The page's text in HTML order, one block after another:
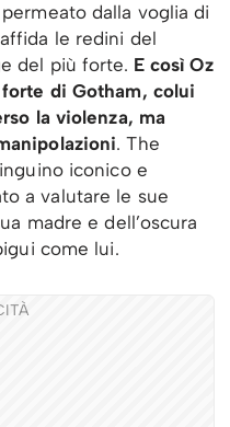
dalla voglia di
le redini del
del più forte. E così Oz
di Gotham, colui
la violenza, ma
. The
iconico e
a valutare le sue
madre e dell’oscura
come lui.